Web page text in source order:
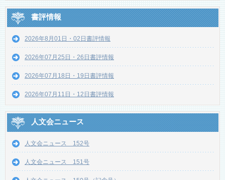
書評情報
2026年8月01日・02日書評情報
2026年07月25日・26日書評情報
2026年07月18日・19日書評情報
2026年07月11日・12日書評情報
人文会ニュース
人文会ニュース 152号
人文会ニュース 151号